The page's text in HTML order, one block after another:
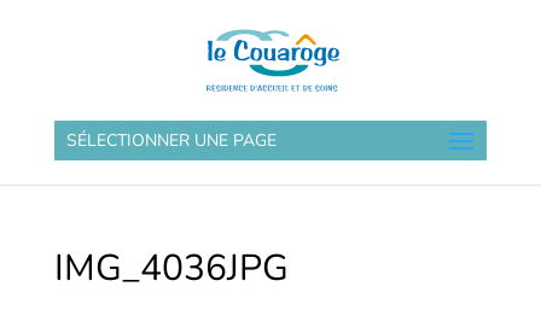
SÉLECTIONNER UNE PAGE
IMG_4036JPG